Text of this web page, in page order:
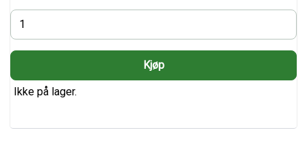
Ikke på lager.